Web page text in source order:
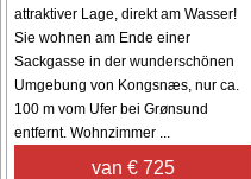
attraktiver Lage, direkt am Wasser!
Sie wohnen am Ende einer
Sackgasse in der wunderschönen
Umgebung von Kongsnæs, nur ca.
100 m vom Ufer bei Grønsund
entfernt. Wohnzimmer ...
van € 725